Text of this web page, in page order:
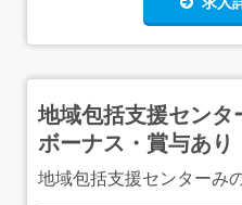
地域包括支援センタ
ボーナス・賞与あり
地域包括支援センターみ